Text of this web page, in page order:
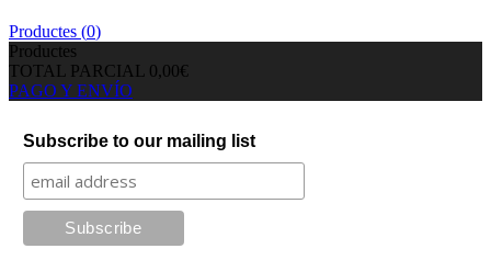
Productes (0)
Productes
TOTAL PARCIAL 0,00€
PAGO Y ENVÍO
Subscribe to our mailing list